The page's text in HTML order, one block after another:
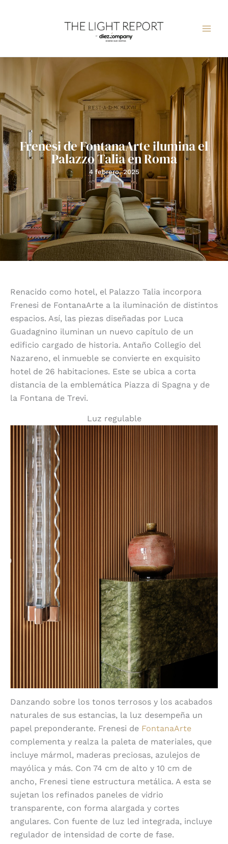
Frenesi de FontanaArte ilumina el
Palazzo Talia en Roma
4 febrero, 2025
Renacido como hotel, el Palazzo Talia incorpora
Frenesi de FontanaArte a la iluminación de distintos
espacios. Así, las piezas diseñadas por Luca
Guadagnino iluminan un nuevo capítulo de un
edificio cargado de historia. Antaño Collegio del
Nazareno, el inmueble se convierte en exquisito
hotel de 26 habitaciones. Este se ubica a corta
distancia de la emblemática Piazza di Spagna y de
la Fontana de Trevi.
Luz regulable
Danzando sobre los tonos terrosos y los acabados
naturales de sus estancias, la luz desempeña un
papel preponderante. Frenesi de FontanaArte
complementa y realza la paleta de materiales, que
incluye mármol, maderas preciosas, azulejos de
mayólica y más. Con 74 cm de alto y 10 cm de
ancho, Frenesi tiene estructura metálica. A esta se
sujetan los refinados paneles de vidrio
transparente, con forma alargada y cortes
angulares. Con fuente de luz led integrada, incluye
regulador de intensidad de corte de fase.